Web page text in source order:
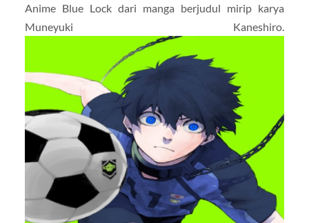
Anime Blue Lock dari manga berjudul mirip karya
Muneyuki Kaneshiro.